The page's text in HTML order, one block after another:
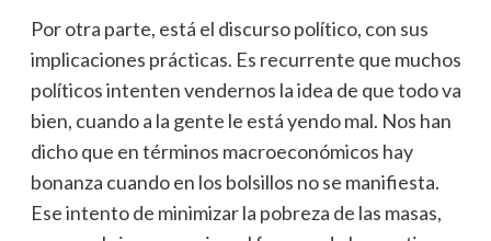
Por otra parte, está el discurso político, con sus
implicaciones prácticas. Es recurrente que muchos
políticos intenten vendernos la idea de que todo va
bien, cuando a la gente le está yendo mal. Nos han
dicho que en términos macroeconómicos hay
bonanza cuando en los bolsillos no se manifiesta.
Ese intento de minimizar la pobreza de las masas,